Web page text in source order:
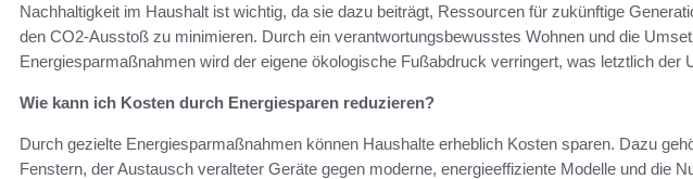
Nachhaltigkeit im Haushalt ist wichtig, da sie dazu beiträgt, Ressourcen für zukünftige
den CO2-Ausstoß zu minimieren. Durch ein verantwortungsbewusstes Wohnen und die
Energiesparmaßnahmen wird der eigene ökologische Fußabdruck verringert, was letztlich der
Wie kann ich Kosten durch Energiesparen reduzieren?
Durch gezielte Energiesparmaßnahmen können Haushalte erheblich Kosten sparen. Dazu
Fenstern, der Austausch veralteter Geräte gegen moderne, energieeffiziente Modelle und die